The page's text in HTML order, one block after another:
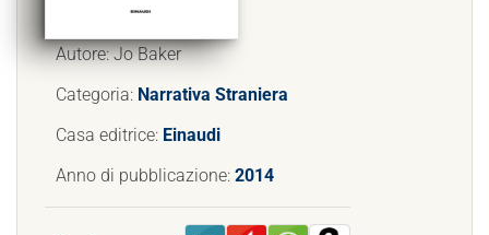
Autore: Jo Baker
Categoria: Narrativa Straniera
Casa editrice: Einaudi
Anno di pubblicazione: 2014